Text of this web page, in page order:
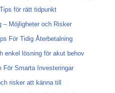
för rätt tidpunkt
– Möjligheter och Risker
För Tidig Återbetalning
enkel lösning för akut behov
För Smarta Investeringar
risker att känna till